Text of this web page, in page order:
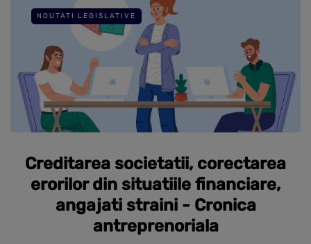
NOUTATI LEGISLATIVE
Creditarea societatii, corectarea
erorilor din situatiile financiare,
angajati straini - Cronica
antreprenoriala